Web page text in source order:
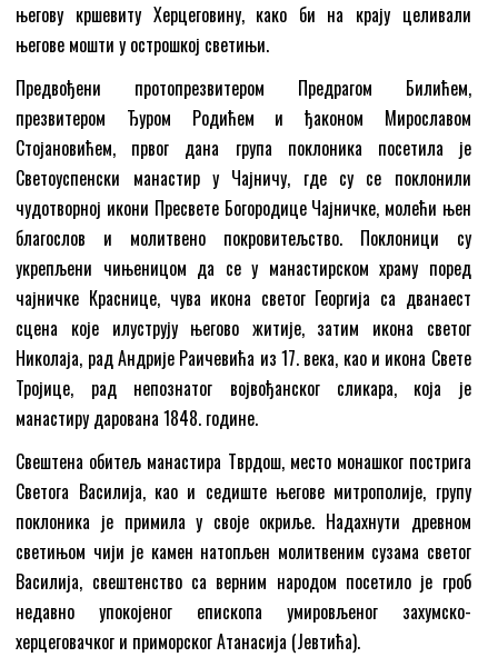
његову кршевиту Херцеговину, како би на крају целивали
његове мошти у острошкој светињи.
Предвођени протопрезвитером Предрагом Билићем,
презвитером Ђуром Родићем и ђаконом Мирославом
Стојановићем, првог дана група поклоника посетила је
Светоуспенски манастир у Чајничу, где су се поклонили
чудотворној икони Пресвете Богородице Чајничке, молећи њен
благослов и молитвено покровитељство. Поклоници су
укрепљени чињеницом да се у манастирском храму поред
чајничке Краснице, чува икона светог Георгија са дванаест
сцена које илуструју његово житије, затим икона светог
Николаја, рад Андрије Раичевића из 17. века, као и икона Свете
Тројице, рад непознатог војвођанског сликара, која је
манастиру дарована 1848. године.
Свештена обитељ манастира Тврдош, место монашког пострига
Светога Василија, као и седиште његове митрополије, групу
поклоника је примила у своје окриље. Надахнути древном
светињом чији је камен натопљен молитвеним сузама светог
Василија, свештенство са верним народом посетило је гроб
недавно упокојеног епископа умировљеног захумско-
херцеговачког и приморског Атанасија (Јевтића).